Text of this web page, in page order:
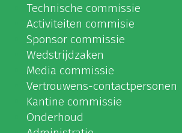
Technische commissie
Activiteiten commisie
Sponsor commissie
Wedstrijdzaken
Media commissie
Vertrouwens-contactpersonen
Kantine commissie
Onderhoud